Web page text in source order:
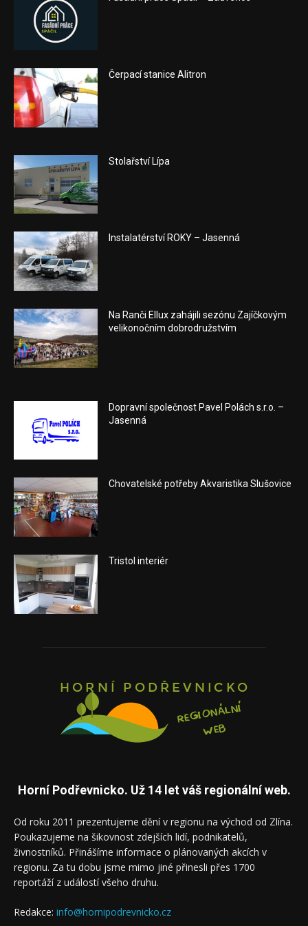
Čerpací stanice Alitron
Stolařství Lípa
Instalatérství ROKY – Jasenná
Na Ranči Ellux zahájili sezónu Zajíčkovým
velikonočním dobrodružstvím
Dopravní společnost Pavel Polách s.r.o. –
Jasenná
Chovatelské potřeby Akvaristika Slušovice
Tristol interiér
Horní Podřevnicko. Už 14 let váš regionální web.
Od roku 2011 prezentujeme dění v regionu na východ od Zlína.
Poukazujeme na šikovnost zdejších lidí, podnikatelů,
živnostníků. Přinášíme informace o plánovaných akcích v
regionu. Za tu dobu jsme mimo jiné přinesli přes 1700
reportáží z událostí všeho druhu.
Redakce: info@hornipodrevnicko.cz